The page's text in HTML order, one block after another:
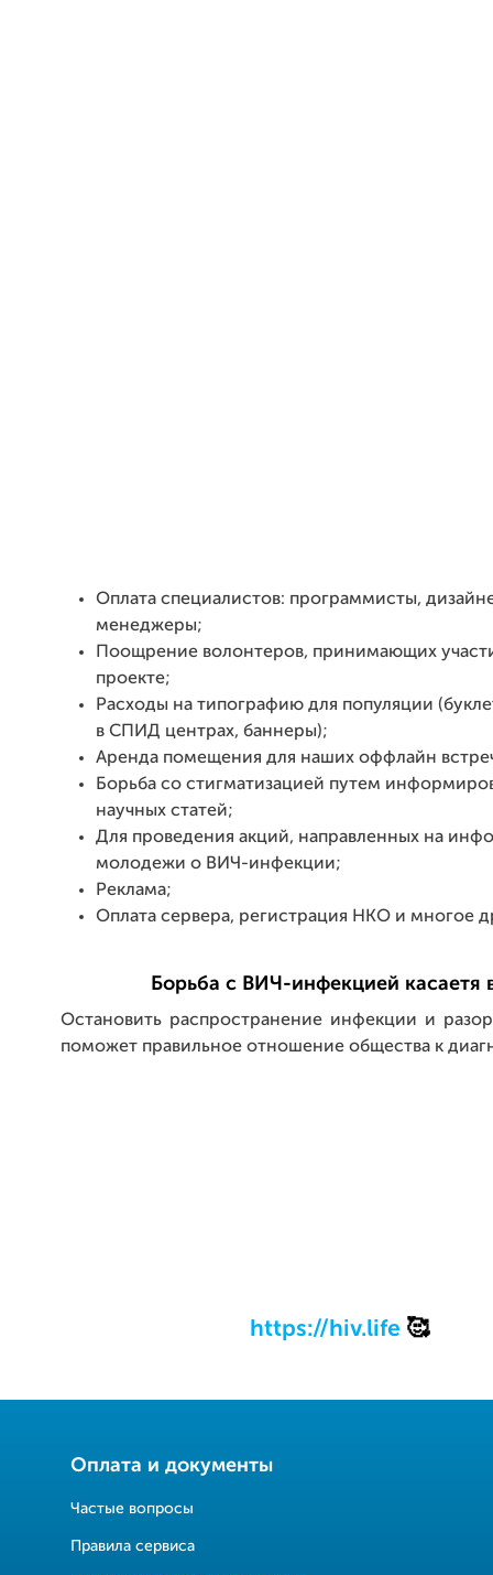
Оплата специалистов: программисты,
менеджеры;
Поощрение волонтеров, принимающих
проекте;
Расходы на типографию для популяции
в СПИД центрах, баннеры);
Аренда помещения для наших оффлайн
Борьба со стигматизацией путем
научных статей;
Для проведения акций, направленных на
молодежи о ВИЧ-инфекции;
Реклама;
Оплата сервера, регистрация НКО и многое
Борьба с ВИЧ-инфекцией касаетя
Остановить распространение инфекции и
поможет правильное отношение общества к
https://hiv.life 🥰
Оплата и документы
Частые вопросы
Правила сервиса